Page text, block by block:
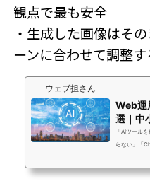
観点で最も安全
・生成した画像はそ
ーンに合わせて調整す
ウェブ担さん
Web運
選｜中
率化
「AIツール
らない」「
いこなせて